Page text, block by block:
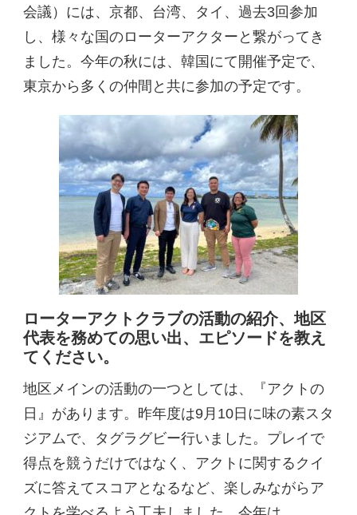
会議）には、京都、台湾、タイ、過去3回参加
し、様々な国のローターアクターと繋がってき
ました。今年の秋には、韓国にて開催予定で、
東京から多くの仲間と共に参加の予定です。
ローターアクトクラブの活動の紹介、地区
代表を務めての思い出、エピソードを教え
てください。
地区メインの活動の一つとしては、『アクトの
日』があります。昨年度は9月10日に味の素スタ
ジアムで、タグラグビー行いました。プレイで
得点を競うだけではなく、アクトに関するクイ
ズに答えてスコアとなるなど、楽しみながらア